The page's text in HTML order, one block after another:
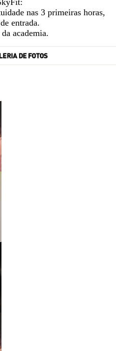
nas 3 primeiras horas,
entrada.
academia.